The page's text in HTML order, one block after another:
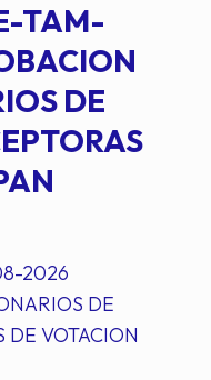
TAM-
DE
2026
DE
DE VOTACION